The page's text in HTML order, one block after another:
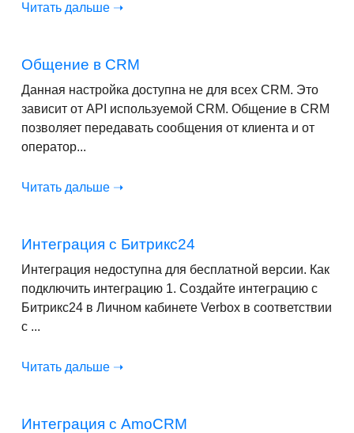
Читать дальше ➝
Общение в CRM
Данная настройка доступна не для всех CRM. Это
зависит от API используемой CRM. Общение в CRM
позволяет передавать сообщения от клиента и от
оператор...
Читать дальше ➝
Интеграция с Битрикс24
Интеграция недоступна для бесплатной версии. Как
подключить интеграцию 1. Создайте интеграцию с
Битрикс24 в Личном кабинете Verbox в соответствии
с ...
Читать дальше ➝
Интеграция с AmoCRM